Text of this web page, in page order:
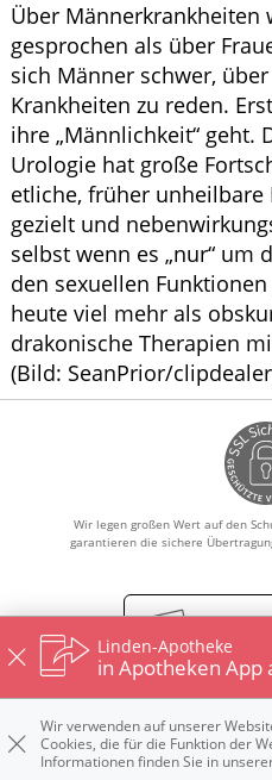
Über Männerkrankheiten
gesprochen als über
sich Männer schwer,
Krankheiten zu reden.
ihre „Männlichkeit“ geht.
Urologie hat große
etliche, früher unheilbare
gezielt und
selbst wenn es „nur“ um
den sexuellen
heute viel mehr als
drakonische Therapien
(Bild: SeanPrior/
Wir legen großen Wert auf den
garantieren die sichere
Impressum Kontakt
Linden-Apotheke
in Apotheken App
Wir verwenden auf unserer
Cookies, die für die Funktion der
Informationen finden Sie in